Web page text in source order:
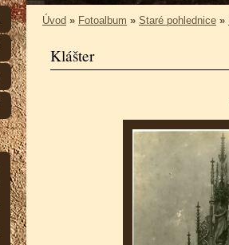
Úvod » Fotoalbum » Staré pohlednice »
Klášter